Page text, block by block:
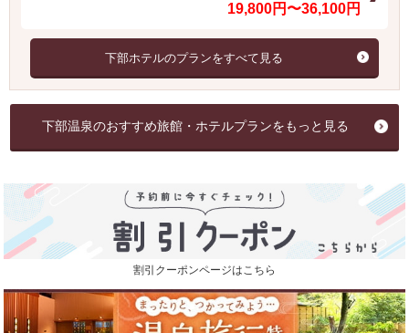
19,800円〜36,100円
下部ホテルのプランをすべて見る
下部温泉のおすすめ旅館・ホテルプランをもっと見る
割引クーポンページはこちら